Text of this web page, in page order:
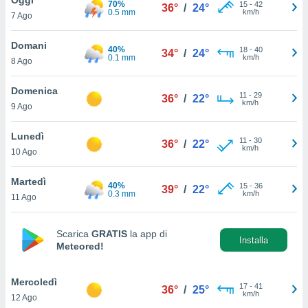
è
al sito
di
ci
di
il
un
la
nella
7 Ago
70%
0.5 mm
36° / 24° 15- 42
km/h
Domani
8 Ago
40%
0.1 mm
34° / 24° 18- 40
km/h
Domenica
9 Ago
36° / 22° 11 - 29
km/h
Lunedì
10 Ago
36° / 22° 11 - 30
km/h
Martedì
11 Ago
40%
0.3 mm
39° / 22° 15- 36
km/h
Scarica GRATIS la app di
Meteored!
Installa
Mercoledì
12 Ago
36° / 25° 17- 41
km/h